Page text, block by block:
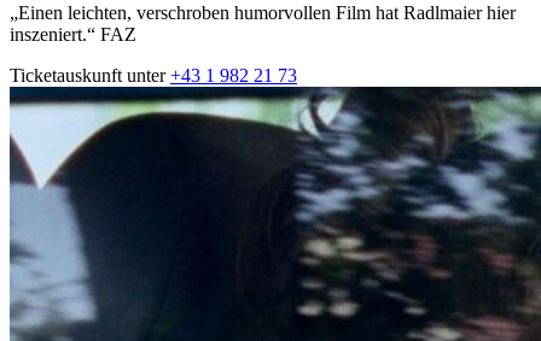
„Einen leichten, verschroben humorvollen Film hat Radlmaier hier
inszeniert.“ FAZ
Ticketauskunft unter+43 1 982 21 73